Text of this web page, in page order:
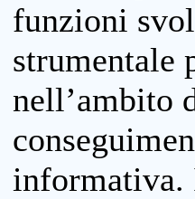
funzioni
strumentale
nell’ambito
informativa.